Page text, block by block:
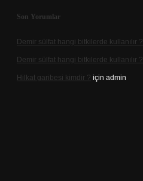
Son Yorumlar
Demir sülfat hangi bitkilerde kullanılır ?
Demir sülfat hangi bitkilerde kullanılır ?
Hilkat garibesi kimdir ? için admin